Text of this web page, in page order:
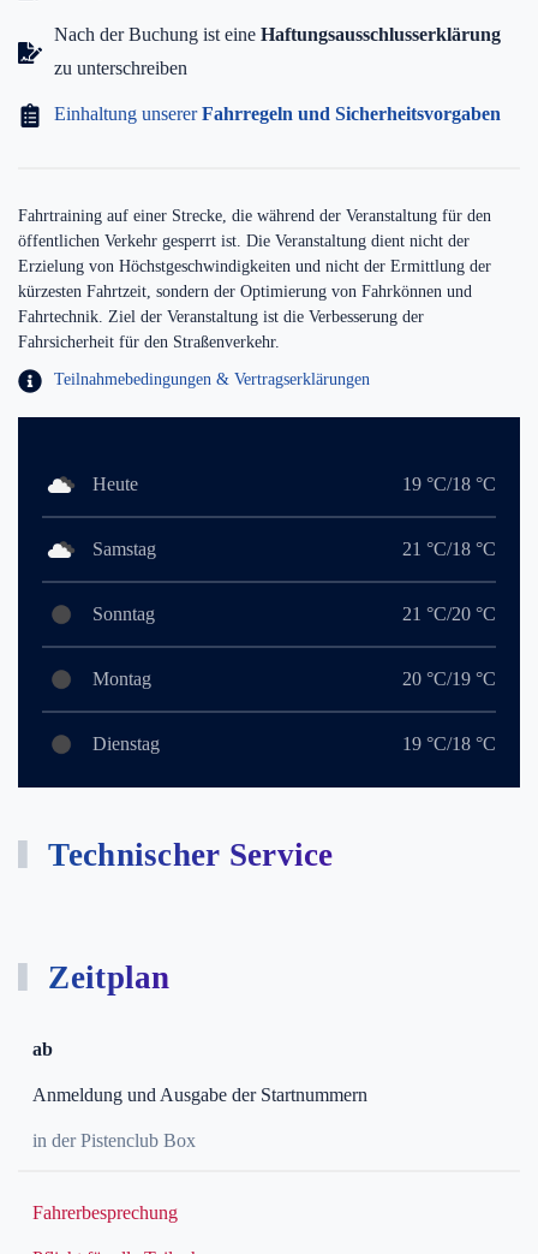
Nach der Buchung ist eine Haftungsausschlusserklärung
zu unterschreiben
Einhaltung unsererFahrregeln und Sicherheitsvorgaben
Fahrtraining auf einer Strecke, die während der Veranstaltung für den
öffentlichen Verkehr gesperrt ist. Die Veranstaltung dient nicht der
Erzielung von Höchstgeschwindigkeiten und nicht der Ermittlung der
kürzesten Fahrtzeit, sondern der Optimierung von Fahrkönnen und
Fahrtechnik. Ziel der Veranstaltung ist die Verbesserung der
Fahrsicherheit für den Straßenverkehr.
Teilnahmebedingungen & Vertragserklärungen
Heute 19 °C/18 °C
Samstag 21 °C/18 °C
Sonntag 21 °C/20 °C
Montag 20 °C/19 °C
Dienstag 19 °C/18 °C
Technischer Service
Zeitplan
ab
Anmeldung und Ausgabe der Startnummern
in der Pistenclub Box
Fahrerbesprechung